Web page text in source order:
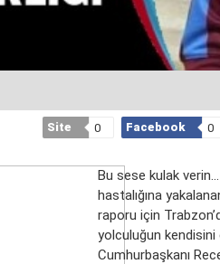
Site 0 Facebook 0
Bu sese kulak
hastalığına
raporu için
yolculuğun
Cumhurbaşkanı